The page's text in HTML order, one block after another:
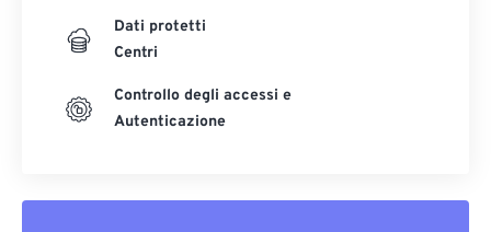
Dati protetti
Centri
Controllo degli accessi e
Autenticazione